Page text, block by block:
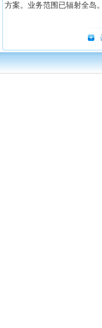
方案。业务范围已辐射全岛。